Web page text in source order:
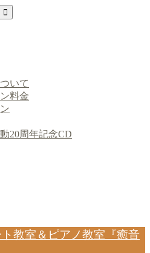
いて
料金
20周年記念CD
教室＆ピアノ教室『癒音